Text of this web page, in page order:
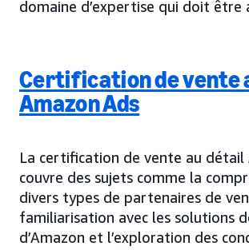
domaine d’expertise qui doit être
Certification de vente
Amazon Ads
La certification de vente au détail
couvre des sujets comme la
divers types de partenaires de
familiarisation avec les solutions
d’Amazon et l’exploration des